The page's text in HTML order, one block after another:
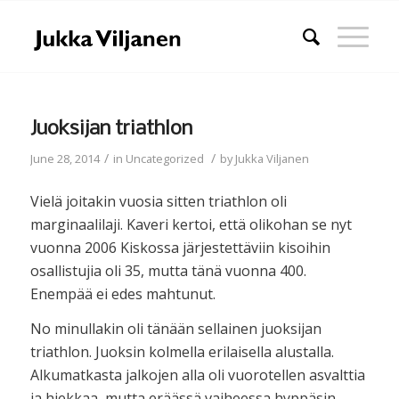
Juoksijan triathlon
June 28, 2014 / in Uncategorized / byJukka Viljanen
Vielä joitakin vuosia sitten triathlon oli
marginaalilaji. Kaveri kertoi, että olikohan se nyt
vuonna 2006 Kiskossa järjestettäviin kisoihin
osallistujia oli 35, mutta tänä vuonna 400.
Enempää ei edes mahtunut.
No minullakin oli tänään sellainen juoksijan
triathlon. Juoksin kolmella erilaisella alustalla.
Alkumatkasta jalkojen alla oli vuorotellen asvalttia